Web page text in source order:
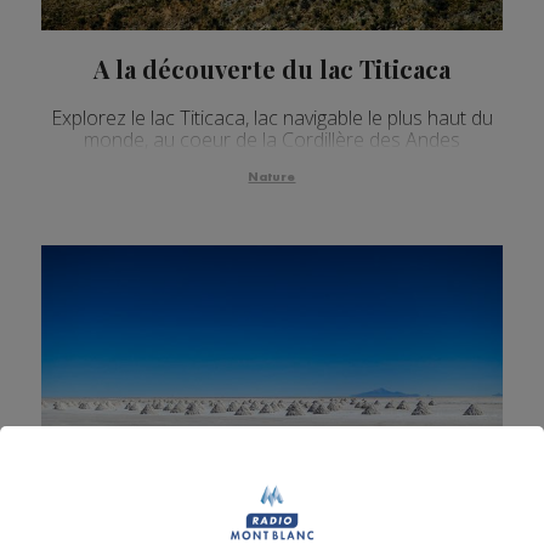
A la découverte du lac Titicaca
Explorez le lac Titicaca, lac navigable le plus haut du
monde, au coeur de la Cordillère des Andes
Nature